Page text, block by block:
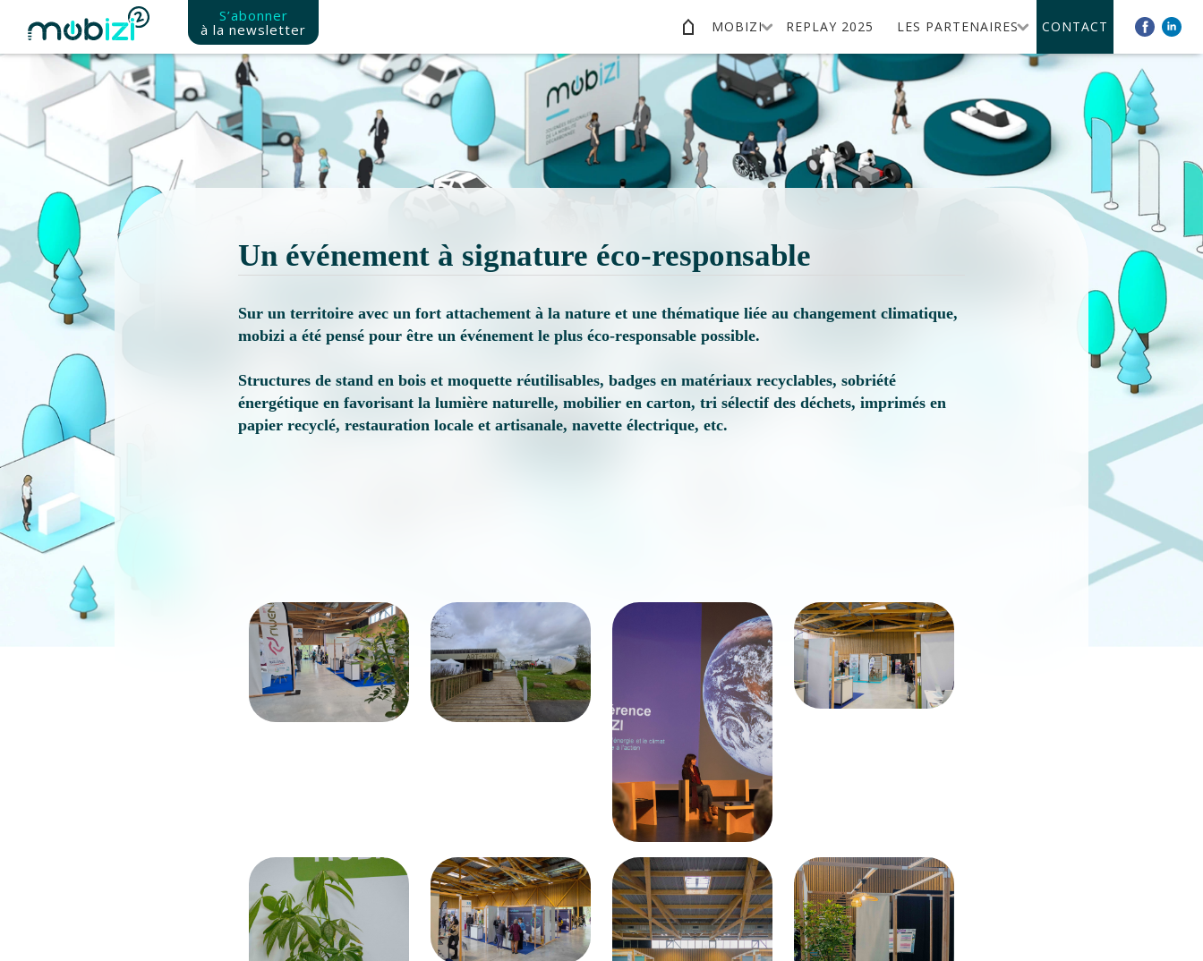
contenu
principal
S’abonner
à la newsletter
MOBIZI REPLAY 2025 LES PARTENAIRES CONTACT
Un événement à signature éco-responsable
Sur un territoire avec un fort attachement à la nature et une thématique liée au changement climatique,
mobizi a été pensé pour être un événement le plus éco-responsable possible.
Structures de stand en bois et moquette réutilisables, badges en matériaux recyclables, sobriété
énergétique en favorisant la lumière naturelle, mobilier en carton, tri sélectif des déchets, imprimés en
papier recyclé, restauration locale et artisanale, navette électrique, etc.
Panneau de gestion des cookies